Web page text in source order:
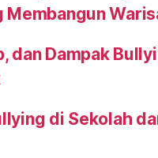
Membangun
dan Dampak
di Sekolah